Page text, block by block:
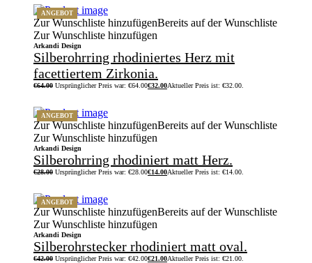
ANGEBOT
Zur Wunschliste hinzufügenBereits auf der Wunschliste
Zur Wunschliste hinzufügen
Arkandi Design
Silberohrring rhodiniertes Herz mit
facettiertem Zirkonia.
€64.00 Ursprünglicher Preis war: €64.00€32.00Aktueller Preis ist: €32.00.
ANGEBOT
Zur Wunschliste hinzufügenBereits auf der Wunschliste
Zur Wunschliste hinzufügen
Arkandi Design
Silberohrring rhodiniert matt Herz.
€28.00 Ursprünglicher Preis war: €28.00€14.00Aktueller Preis ist: €14.00.
ANGEBOT
Zur Wunschliste hinzufügenBereits auf der Wunschliste
Zur Wunschliste hinzufügen
Arkandi Design
Silberohrstecker rhodiniert matt oval.
€42.00 Ursprünglicher Preis war: €42.00€21.00Aktueller Preis ist: €21.00.